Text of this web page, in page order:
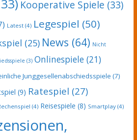
Kooperative Spiele (33)
Latest(4) Legespiel (50)
(25) News (64) Nicht
(3) Onlinespiele(21)
Junggesellenabschiedsspiele (7)
(9) Ratespiel (27)
(4) Reisespiele (8) Smartplay(4)